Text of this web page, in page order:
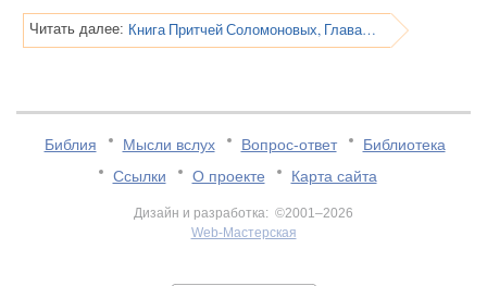
Читать далее: Книга Притчей Соломоновых, Глава 14
Библия Мысли вслух Вопрос-ответ
Библиотека
Ссылки
О проекте Карта сайта
Дизайн и разработка: ©2001–2026
Web-Мастерская